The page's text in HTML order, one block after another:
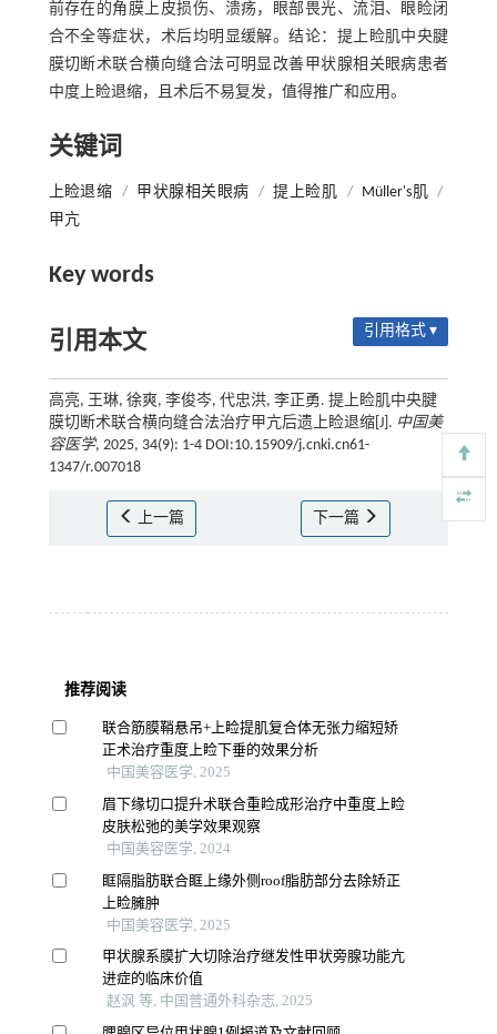
前存在的角膜上皮损伤、溃疡，眼部畏光、流泪、眼睑闭
合不全等症状，术后均明显缓解。结论：提上睑肌中央腱
膜切断术联合横向缝合法可明显改善甲状腺相关眼病患者
中度上睑退缩，且术后不易复发，值得推广和应用。
关键词
上睑退缩 / 甲状腺相关眼病 / 提上睑肌 / Müller's肌 /
甲亢
Key words
引用本文 引用格式 ▾
高亮, 王琳, 徐爽, 李俊岑, 代忠洪, 李正勇. 提上睑肌中央腱
膜切断术联合横向缝合法治疗甲亢后遗上睑退缩[J]. 中国美
容医学, 2025, 34(9): 1-4 DOI:10.15909/j.cnki.cn61-
1347/r.007018
上一篇 下一篇